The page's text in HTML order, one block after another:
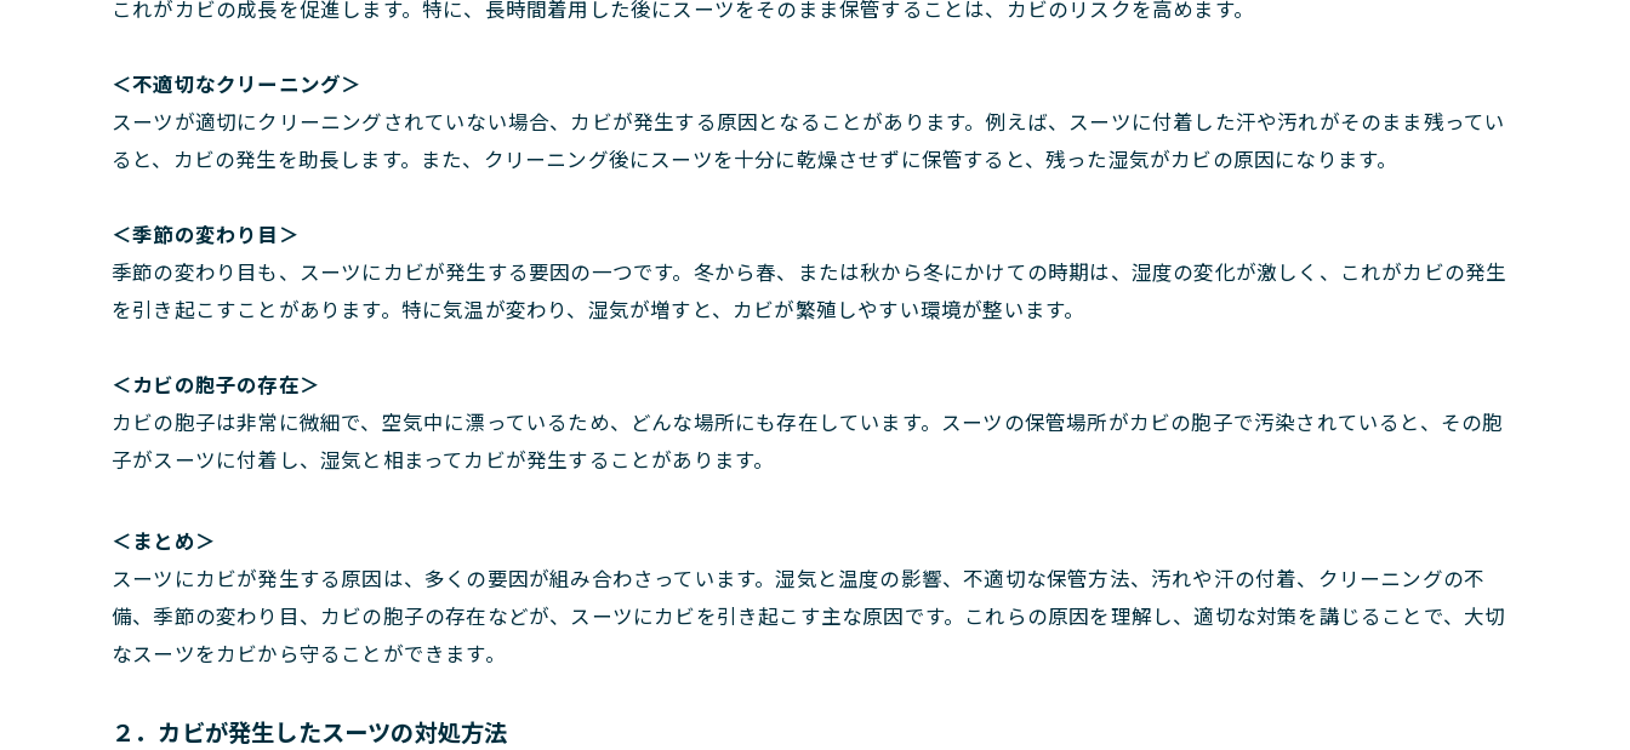
これがカビの成長を促進します。特に、長時間着用した後にスーツをそのまま保管することは、カビのリスクを高めます。
＜不適切なクリーニング＞
スーツが適切にクリーニングされていない場合、カビが発生する原因となることがあります。例えば、スーツに付着した汗や汚れがそのまま残ってい
ると、カビの発生を助長します。また、クリーニング後にスーツを十分に乾燥させずに保管すると、残った湿気がカビの原因になります。
＜季節の変わり目＞
季節の変わり目も、スーツにカビが発生する要因の一つです。冬から春、または秋から冬にかけての時期は、湿度の変化が激しく、これがカビの発生
を引き起こすことがあります。特に気温が変わり、湿気が増すと、カビが繁殖しやすい環境が整います。
＜カビの胞子の存在＞
カビの胞子は非常に微細で、空気中に漂っているため、どんな場所にも存在しています。スーツの保管場所がカビの胞子で汚染されていると、その胞
子がスーツに付着し、湿気と相まってカビが発生することがあります。
＜まとめ＞
スーツにカビが発生する原因は、多くの要因が組み合わさっています。湿気と温度の影響、不適切な保管方法、汚れや汗の付着、クリーニングの不
備、季節の変わり目、カビの胞子の存在などが、スーツにカビを引き起こす主な原因です。これらの原因を理解し、適切な対策を講じることで、大切
なスーツをカビから守ることができます。
２．カビが発生したスーツの対処方法